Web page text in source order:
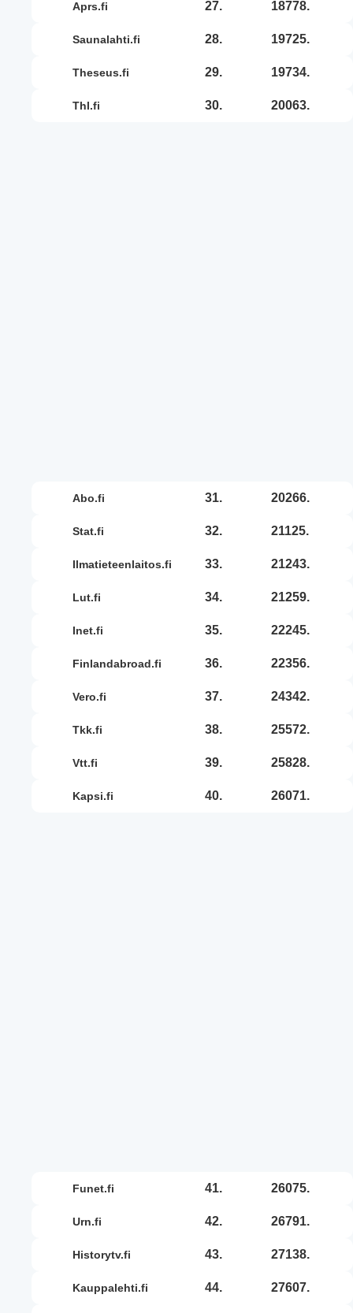
aprs.fi 27. 18778.
saunalahti.fi 28. 19725.
theseus.fi 29. 19734.
thl.fi 30. 20063.
abo.fi 31. 20266.
stat.fi 32. 21125.
ilmatieteenlaitos.fi 33. 21243.
lut.fi 34. 21259.
inet.fi 35. 22245.
finlandabroad.fi 36. 22356.
vero.fi 37. 24342.
tkk.fi 38. 25572.
vtt.fi 39. 25828.
kapsi.fi 40. 26071.
funet.fi 41. 26075.
urn.fi 42. 26791.
historytv.fi 43. 27138.
kauppalehti.fi 44. 27607.